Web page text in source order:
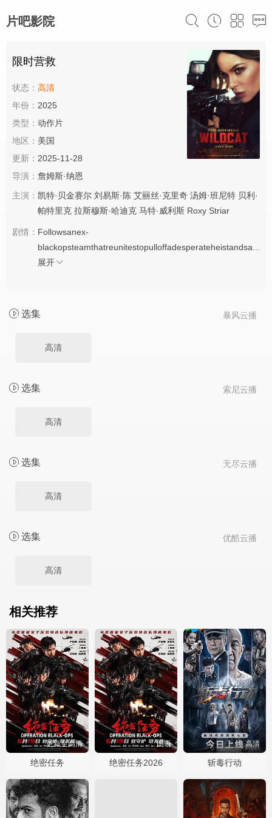
片吧影院
限时营救
状态： 高清
年份： 2025
类型： 动作片
地区： 美国
更新： 2025-11-28
导演： 詹姆斯·纳恩
主演： 凯特·贝金赛尔 刘易斯·陈 艾丽丝·克里奇 汤姆·班尼特 贝利·
帕特里克 拉斯穆斯·哈迪克 马特·威利斯 Roxy Striar
剧情： Followsanex-
blackopsteamthatreunitestopulloffadesperateheistandsa...
展开
暴风云播
选集
高清
索尼云播
选集
高清
无尽云播
选集
高清
优酷云播
选集
高清
相关推荐
更新至高清
绝密任务
国语
绝密任务2026
高清
斩毒行动